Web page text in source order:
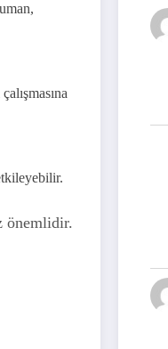
önemlidir.